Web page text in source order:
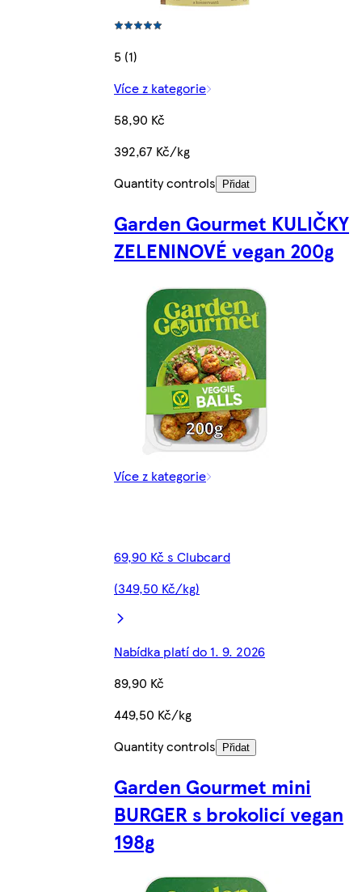
5 (1)
Více z kategorie
58,90 Kč
392,67 Kč/kg
Quantity controls
Přidat
Garden Gourmet KULIČKY
ZELENINOVÉ vegan 200g
Více z kategorie
69,90 Kč s Clubcard
(349,50 Kč/kg)
Nabídka platí do 1. 9. 2026
89,90 Kč
449,50 Kč/kg
Quantity controls
Přidat
Garden Gourmet mini
BURGER s brokolicí vegan
198g